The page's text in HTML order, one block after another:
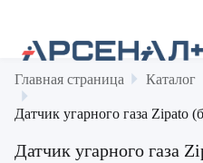
Главная страница Каталог
Датчик угарного газа Zipato
Датчик угарного газа